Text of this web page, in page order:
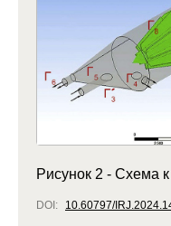
Рисунок 2 - Схема
DOI: 10.60797/